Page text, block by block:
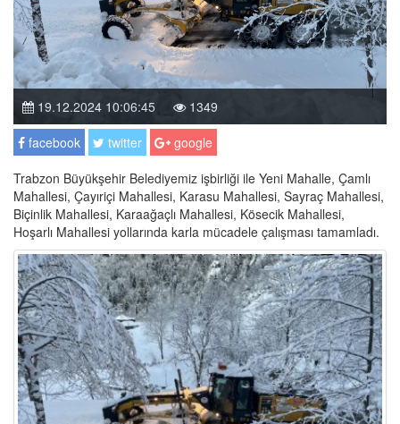
19.12.2024 10:06:45
1349
facebook
twitter
google
Trabzon Büyükşehir Belediyemiz işbirliği ile Yeni Mahalle, Çamlı
Mahallesi, Çayıriçi Mahallesi, Karasu Mahallesi, Sayraç Mahallesi,
Biçinlik Mahallesi, Karaağaçlı Mahallesi, Kösecik Mahallesi,
Hoşarlı Mahallesi yollarında karla mücadele çalışması tamamladı.